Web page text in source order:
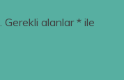
Gerekli alanlar* ile